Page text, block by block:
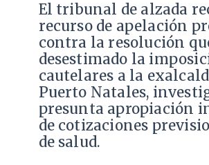
​El tribunal de alzada
recurso de apelación
contra la resolución
desestimado la
cautelares a la
Puerto Natales,
presunta apropiación
de cotizaciones
de salud.